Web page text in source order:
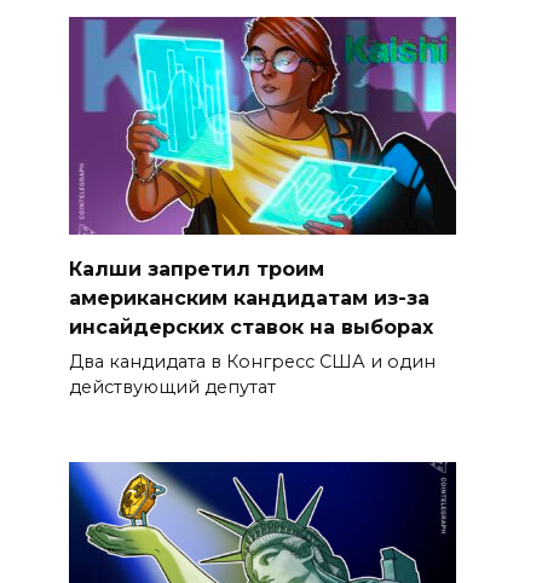
Калши запретил троим
американским кандидатам из-за
инсайдерских ставок на выборах
Два кандидата в Конгресс США и один
действующий депутат